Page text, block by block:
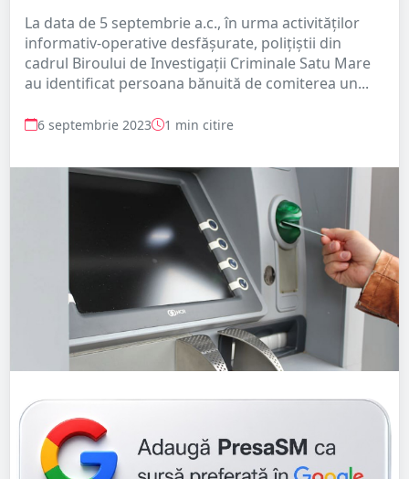
La data de 5 septembrie a.c., în urma activităților
informativ-operative desfășurate, polițiștii din
cadrul Biroului de Investigații Criminale Satu Mare
au identificat persoana bănuită de comiterea un...
6 septembrie 2023 1 min citire